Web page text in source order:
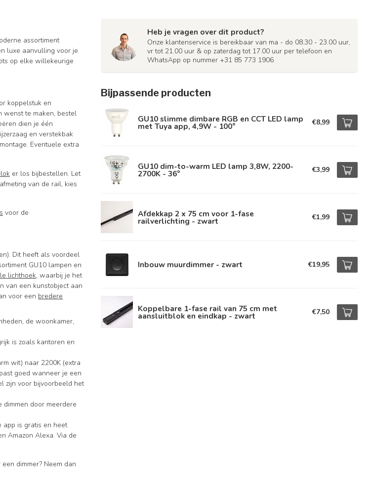
assortiment
luxe aanvulling voor je
op elke willekeurige
koppelstuk en
wenst te maken, bestel
dien je één
en verstekbak
Eventuele extra
er los bijbestellen. Let
van de rail, kies
voor de
Dit heeft als voordeel
GU10 lampen en
lichthoek, waarbij je het
van een kunstobject aan
voor een bredere
de woonkamer,
is zoals kantoren en
wit) naar 2200K (extra
goed wanneer je een
zijn voor bijvoorbeeld het
dimmen door meerdere
app is gratis en heet
Amazon Alexa. Via de
dimmer? Neem dan
Heb je vragen over dit product?
Onze klantenservice is bereikbaar van ma - do 08.30 - 23.00 uur,
vr tot 21.00 uur & op zaterdag tot 17.00 uur per telefoon en
WhatsApp op nummer +31 85 773 1906
Bijpassende producten
GU10 slimme dimbare RGB en CCT LED lamp
met Tuya app, 4,9W - 100° €8,99
GU10 dim-to-warm LED lamp 3,8W, 2200-
2700K - 36° €3,99
Afdekkap 2 x 75 cm voor 1-fase
railverlichting - zwart €1,99
Inbouw muurdimmer - zwart €19,95
Koppelbare 1-fase rail van 75 cm met
aansluitblok en eindkap - zwart €7,50